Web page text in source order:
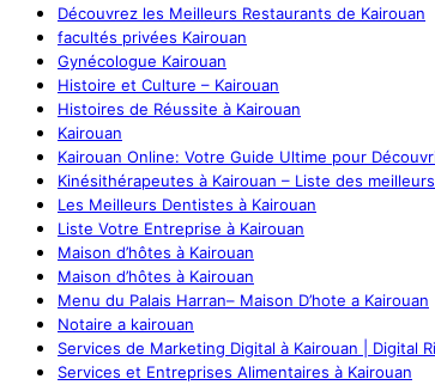
Découvrez les Meilleurs Restaurants de Kairouan
facultés privées Kairouan
Gynécologue Kairouan
Histoire et Culture – Kairouan
Histoires de Réussite à Kairouan
Kairouan
Kairouan Online: Votre Guide Ultime pour
Kinésithérapeutes à Kairouan – Liste des
Les Meilleurs Dentistes à Kairouan
Liste Votre Entreprise à Kairouan
Maison d’hôtes à Kairouan
Maison d’hôtes à Kairouan
Menu du Palais Harran– Maison D’hote a Kairouan
Notaire a kairouan
Services de Marketing Digital à Kairouan | Digital
Services et Entreprises Alimentaires à Kairouan